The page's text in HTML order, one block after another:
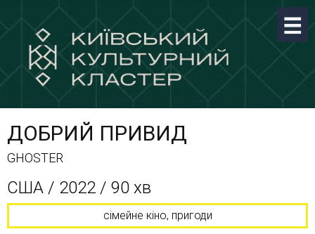
ДОБРИЙ ПРИВИД
GHOSTER
США / 2022 / 90 хв
сімейне кіно, пригоди